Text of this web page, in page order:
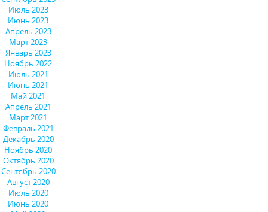
Июль 2023
Июнь 2023
Апрель 2023
Март 2023
Январь 2023
Ноябрь 2022
Июль 2021
Июнь 2021
Май 2021
Апрель 2021
Март 2021
Февраль 2021
Декабрь 2020
Ноябрь 2020
Октябрь 2020
Сентябрь 2020
Август 2020
Июль 2020
Июнь 2020